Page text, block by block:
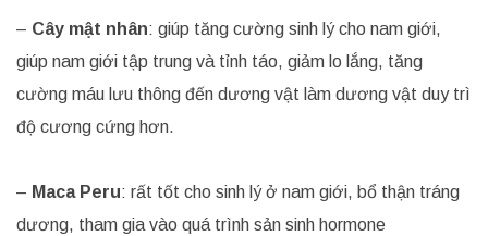
– Cây mật nhân: giúp tăng cường sinh lý cho nam giới,
giúp nam giới tập trung và tỉnh táo, giảm lo lắng, tăng
cường máu lưu thông đến dương vật làm dương vật duy trì
độ cương cứng hơn.
– Maca Peru: rất tốt cho sinh lý ở nam giới, bổ thận tráng
dương, tham gia vào quá trình sản sinh hormone